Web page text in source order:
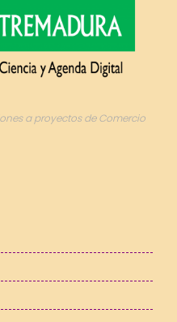
a proyectos de Comercio